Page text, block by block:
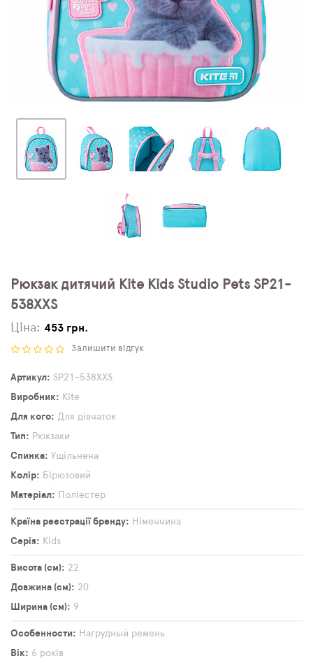
РОЗПРОДАЖ
Рюкзак дитячий Kite Kids Studio Pets SP21-
538XXS
Ціна: 453 грн.
Залишити відгук
Артикул
SP21-538XXS
Виробник
Kite
Для кого
Для дівчаток
Тип
Рюкзаки
Спинка
Ущільнена
Колір
Бірюзовий
Матеріал
Поліестер
Країна реєстрації бренду
Німеччина
Серія
Kids
Висота (см)
22
Довжина (см)
20
Ширина (см)
9
Особенности
Нагрудный ремень
Вік
6 років